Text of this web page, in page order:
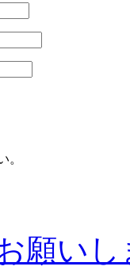
。
願いし